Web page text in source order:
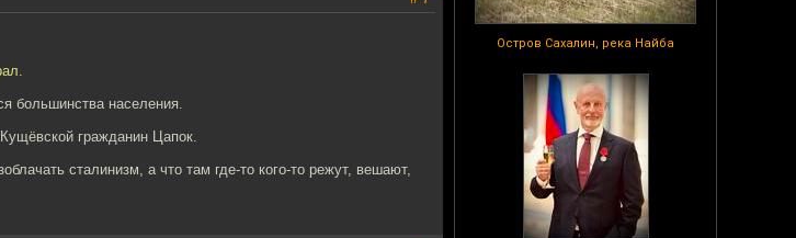
Остров Сахалин, река Найба
большинства населения.
гражданин Цапок.
сталинизм, а что там где-то кого-то режут, вешают,